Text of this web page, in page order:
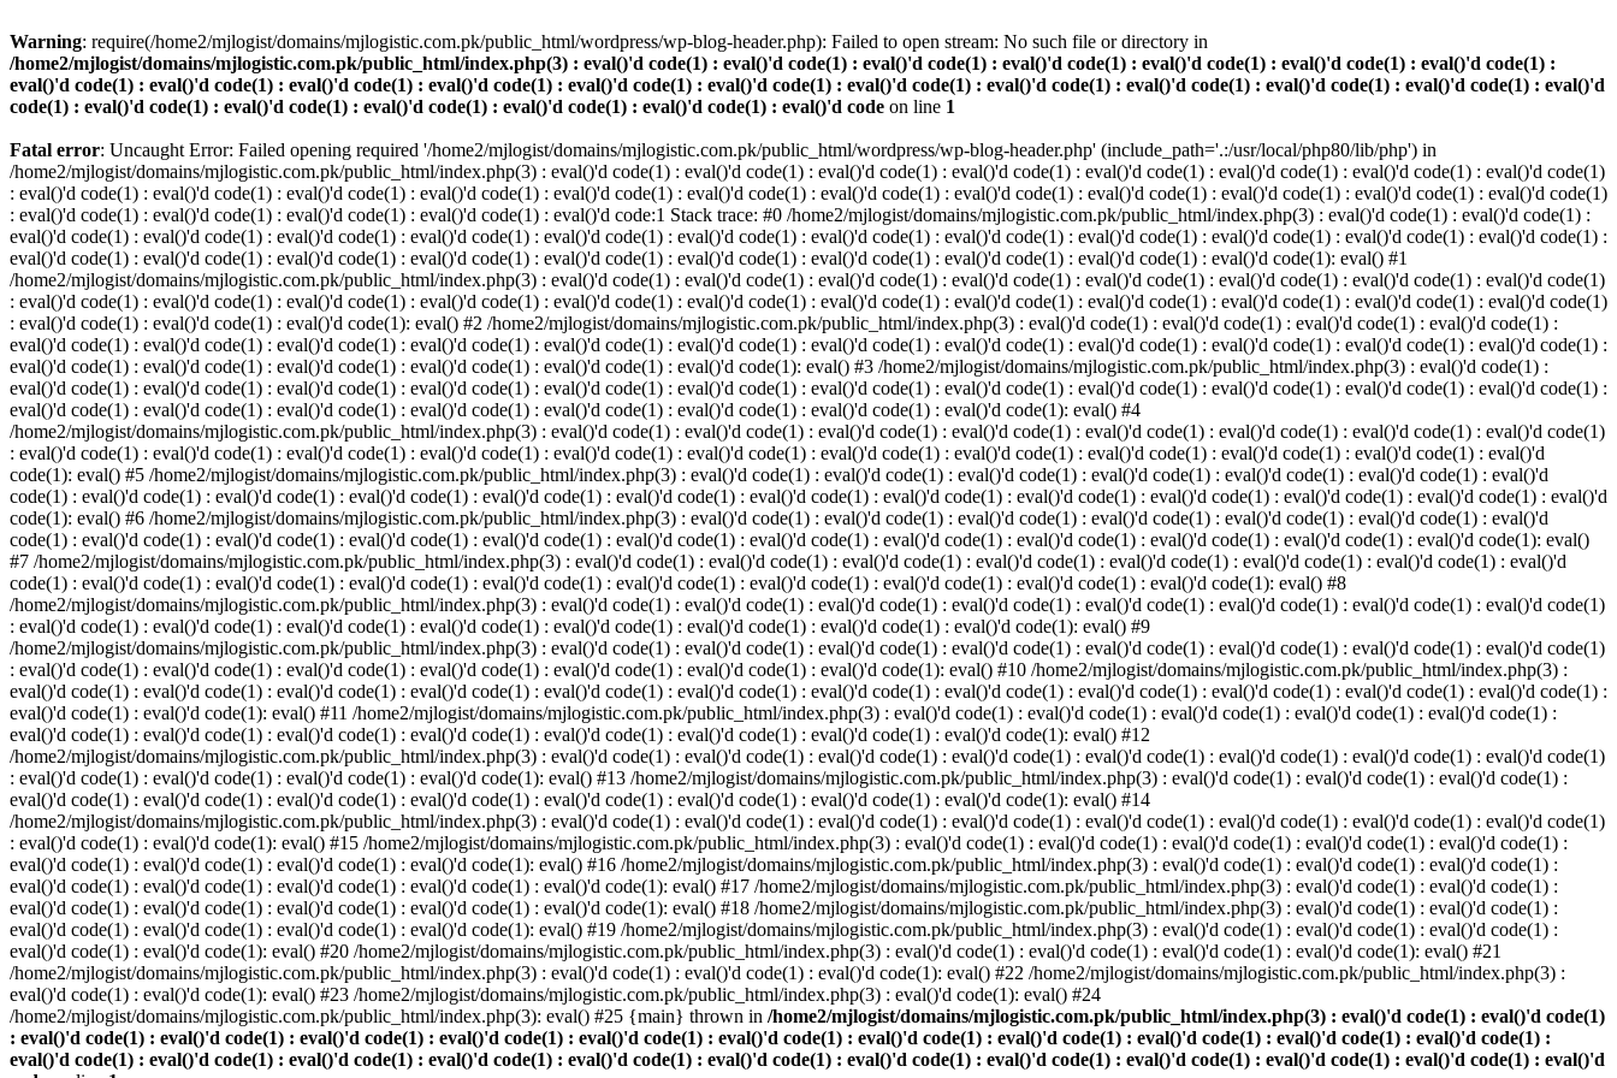
Warning: require(/home2/mjlogist/domains/mjlogistic.com.pk/public_html/wordpress/wp-blog-header.php): Failed to open stream: No such file or directory in
/home2/mjlogist/domains/mjlogistic.com.pk/public_html/index.php(3) : eval()'d code(1) : eval()'d code(1) : eval()'d code(1) : eval()'d code(1) : eval()'d code(1) : eval()'d code(1) : eval()'d code(1) :
eval()'d code(1) : eval()'d code(1) : eval()'d code(1) : eval()'d code(1) : eval()'d code(1) : eval()'d code(1) : eval()'d code(1) : eval()'d code(1) : eval()'d code(1) : eval()'d code(1) : eval()'d code(1) : eval()'d
code(1) : eval()'d code(1) : eval()'d code(1) : eval()'d code(1) : eval()'d code(1) : eval()'d code(1) : eval()'d code on line 1
Fatal error: Uncaught Error: Failed opening required '/home2/mjlogist/domains/mjlogistic.com.pk/public_html/wordpress/wp-blog-header.php' (include_path='.:/usr/local/php80/lib/php') in
/home2/mjlogist/domains/mjlogistic.com.pk/public_html/index.php(3) : eval()'d code(1) : eval()'d code(1) : eval()'d code(1) : eval()'d code(1) : eval()'d code(1) : eval()'d code(1) : eval()'d code(1) : eval()'d code(1)
: eval()'d code(1) : eval()'d code(1) : eval()'d code(1) : eval()'d code(1) : eval()'d code(1) : eval()'d code(1) : eval()'d code(1) : eval()'d code(1) : eval()'d code(1) : eval()'d code(1) : eval()'d code(1) : eval()'d code(1)
: eval()'d code(1) : eval()'d code(1) : eval()'d code(1) : eval()'d code(1) : eval()'d code:1 Stack trace: #0 /home2/mjlogist/domains/mjlogistic.com.pk/public_html/index.php(3) : eval()'d code(1) : eval()'d code(1) :
eval()'d code(1) : eval()'d code(1) : eval()'d code(1) : eval()'d code(1) : eval()'d code(1) : eval()'d code(1) : eval()'d code(1) : eval()'d code(1) : eval()'d code(1) : eval()'d code(1) : eval()'d code(1) : eval()'d code(1) :
eval()'d code(1) : eval()'d code(1) : eval()'d code(1) : eval()'d code(1) : eval()'d code(1) : eval()'d code(1) : eval()'d code(1) : eval()'d code(1) : eval()'d code(1) : eval()'d code(1): eval() #1
/home2/mjlogist/domains/mjlogistic.com.pk/public_html/index.php(3) : eval()'d code(1) : eval()'d code(1) : eval()'d code(1) : eval()'d code(1) : eval()'d code(1) : eval()'d code(1) : eval()'d code(1) : eval()'d code(1)
: eval()'d code(1) : eval()'d code(1) : eval()'d code(1) : eval()'d code(1) : eval()'d code(1) : eval()'d code(1) : eval()'d code(1) : eval()'d code(1) : eval()'d code(1) : eval()'d code(1) : eval()'d code(1) : eval()'d code(1)
: eval()'d code(1) : eval()'d code(1) : eval()'d code(1): eval() #2 /home2/mjlogist/domains/mjlogistic.com.pk/public_html/index.php(3) : eval()'d code(1) : eval()'d code(1) : eval()'d code(1) : eval()'d code(1) :
eval()'d code(1) : eval()'d code(1) : eval()'d code(1) : eval()'d code(1) : eval()'d code(1) : eval()'d code(1) : eval()'d code(1) : eval()'d code(1) : eval()'d code(1) : eval()'d code(1) : eval()'d code(1) : eval()'d code(1) :
eval()'d code(1) : eval()'d code(1) : eval()'d code(1) : eval()'d code(1) : eval()'d code(1) : eval()'d code(1): eval() #3 /home2/mjlogist/domains/mjlogistic.com.pk/public_html/index.php(3) : eval()'d code(1) :
eval()'d code(1) : eval()'d code(1) : eval()'d code(1) : eval()'d code(1) : eval()'d code(1) : eval()'d code(1) : eval()'d code(1) : eval()'d code(1) : eval()'d code(1) : eval()'d code(1) : eval()'d code(1) : eval()'d code(1) :
eval()'d code(1) : eval()'d code(1) : eval()'d code(1) : eval()'d code(1) : eval()'d code(1) : eval()'d code(1) : eval()'d code(1) : eval()'d code(1): eval() #4
/home2/mjlogist/domains/mjlogistic.com.pk/public_html/index.php(3) : eval()'d code(1) : eval()'d code(1) : eval()'d code(1) : eval()'d code(1) : eval()'d code(1) : eval()'d code(1) : eval()'d code(1) : eval()'d code(1)
: eval()'d code(1) : eval()'d code(1) : eval()'d code(1) : eval()'d code(1) : eval()'d code(1) : eval()'d code(1) : eval()'d code(1) : eval()'d code(1) : eval()'d code(1) : eval()'d code(1) : eval()'d code(1) : eval()'d
code(1): eval() #5 /home2/mjlogist/domains/mjlogistic.com.pk/public_html/index.php(3) : eval()'d code(1) : eval()'d code(1) : eval()'d code(1) : eval()'d code(1) : eval()'d code(1) : eval()'d code(1) : eval()'d
code(1) : eval()'d code(1) : eval()'d code(1) : eval()'d code(1) : eval()'d code(1) : eval()'d code(1) : eval()'d code(1) : eval()'d code(1) : eval()'d code(1) : eval()'d code(1) : eval()'d code(1) : eval()'d code(1) : eval()'d
code(1): eval() #6 /home2/mjlogist/domains/mjlogistic.com.pk/public_html/index.php(3) : eval()'d code(1) : eval()'d code(1) : eval()'d code(1) : eval()'d code(1) : eval()'d code(1) : eval()'d code(1) : eval()'d
code(1) : eval()'d code(1) : eval()'d code(1) : eval()'d code(1) : eval()'d code(1) : eval()'d code(1) : eval()'d code(1) : eval()'d code(1) : eval()'d code(1) : eval()'d code(1) : eval()'d code(1) : eval()'d code(1): eval()
#7 /home2/mjlogist/domains/mjlogistic.com.pk/public_html/index.php(3) : eval()'d code(1) : eval()'d code(1) : eval()'d code(1) : eval()'d code(1) : eval()'d code(1) : eval()'d code(1) : eval()'d code(1) : eval()'d
code(1) : eval()'d code(1) : eval()'d code(1) : eval()'d code(1) : eval()'d code(1) : eval()'d code(1) : eval()'d code(1) : eval()'d code(1) : eval()'d code(1) : eval()'d code(1): eval() #8
/home2/mjlogist/domains/mjlogistic.com.pk/public_html/index.php(3) : eval()'d code(1) : eval()'d code(1) : eval()'d code(1) : eval()'d code(1) : eval()'d code(1) : eval()'d code(1) : eval()'d code(1) : eval()'d code(1)
: eval()'d code(1) : eval()'d code(1) : eval()'d code(1) : eval()'d code(1) : eval()'d code(1) : eval()'d code(1) : eval()'d code(1) : eval()'d code(1): eval() #9
/home2/mjlogist/domains/mjlogistic.com.pk/public_html/index.php(3) : eval()'d code(1) : eval()'d code(1) : eval()'d code(1) : eval()'d code(1) : eval()'d code(1) : eval()'d code(1) : eval()'d code(1) : eval()'d code(1)
: eval()'d code(1) : eval()'d code(1) : eval()'d code(1) : eval()'d code(1) : eval()'d code(1) : eval()'d code(1) : eval()'d code(1): eval() #10 /home2/mjlogist/domains/mjlogistic.com.pk/public_html/index.php(3) :
eval()'d code(1) : eval()'d code(1) : eval()'d code(1) : eval()'d code(1) : eval()'d code(1) : eval()'d code(1) : eval()'d code(1) : eval()'d code(1) : eval()'d code(1) : eval()'d code(1) : eval()'d code(1) : eval()'d code(1) :
eval()'d code(1) : eval()'d code(1): eval() #11 /home2/mjlogist/domains/mjlogistic.com.pk/public_html/index.php(3) : eval()'d code(1) : eval()'d code(1) : eval()'d code(1) : eval()'d code(1) : eval()'d code(1) :
eval()'d code(1) : eval()'d code(1) : eval()'d code(1) : eval()'d code(1) : eval()'d code(1) : eval()'d code(1) : eval()'d code(1) : eval()'d code(1): eval() #12
/home2/mjlogist/domains/mjlogistic.com.pk/public_html/index.php(3) : eval()'d code(1) : eval()'d code(1) : eval()'d code(1) : eval()'d code(1) : eval()'d code(1) : eval()'d code(1) : eval()'d code(1) : eval()'d code(1)
: eval()'d code(1) : eval()'d code(1) : eval()'d code(1) : eval()'d code(1): eval() #13 /home2/mjlogist/domains/mjlogistic.com.pk/public_html/index.php(3) : eval()'d code(1) : eval()'d code(1) : eval()'d code(1) :
eval()'d code(1) : eval()'d code(1) : eval()'d code(1) : eval()'d code(1) : eval()'d code(1) : eval()'d code(1) : eval()'d code(1) : eval()'d code(1): eval() #14
/home2/mjlogist/domains/mjlogistic.com.pk/public_html/index.php(3) : eval()'d code(1) : eval()'d code(1) : eval()'d code(1) : eval()'d code(1) : eval()'d code(1) : eval()'d code(1) : eval()'d code(1) : eval()'d code(1)
: eval()'d code(1) : eval()'d code(1): eval() #15 /home2/mjlogist/domains/mjlogistic.com.pk/public_html/index.php(3) : eval()'d code(1) : eval()'d code(1) : eval()'d code(1) : eval()'d code(1) : eval()'d code(1) :
eval()'d code(1) : eval()'d code(1) : eval()'d code(1) : eval()'d code(1): eval() #16 /home2/mjlogist/domains/mjlogistic.com.pk/public_html/index.php(3) : eval()'d code(1) : eval()'d code(1) : eval()'d code(1) :
eval()'d code(1) : eval()'d code(1) : eval()'d code(1) : eval()'d code(1) : eval()'d code(1): eval() #17 /home2/mjlogist/domains/mjlogistic.com.pk/public_html/index.php(3) : eval()'d code(1) : eval()'d code(1) :
eval()'d code(1) : eval()'d code(1) : eval()'d code(1) : eval()'d code(1) : eval()'d code(1): eval() #18 /home2/mjlogist/domains/mjlogistic.com.pk/public_html/index.php(3) : eval()'d code(1) : eval()'d code(1) :
eval()'d code(1) : eval()'d code(1) : eval()'d code(1) : eval()'d code(1): eval() #19 /home2/mjlogist/domains/mjlogistic.com.pk/public_html/index.php(3) : eval()'d code(1) : eval()'d code(1) : eval()'d code(1) :
eval()'d code(1) : eval()'d code(1): eval() #20 /home2/mjlogist/domains/mjlogistic.com.pk/public_html/index.php(3) : eval()'d code(1) : eval()'d code(1) : eval()'d code(1) : eval()'d code(1): eval() #21
/home2/mjlogist/domains/mjlogistic.com.pk/public_html/index.php(3) : eval()'d code(1) : eval()'d code(1) : eval()'d code(1): eval() #22 /home2/mjlogist/domains/mjlogistic.com.pk/public_html/index.php(3) :
eval()'d code(1) : eval()'d code(1): eval() #23 /home2/mjlogist/domains/mjlogistic.com.pk/public_html/index.php(3) : eval()'d code(1): eval() #24
/home2/mjlogist/domains/mjlogistic.com.pk/public_html/index.php(3): eval() #25 {main} thrown in /home2/mjlogist/domains/mjlogistic.com.pk/public_html/index.php(3) : eval()'d code(1) : eval()'d code(1)
: eval()'d code(1) : eval()'d code(1) : eval()'d code(1) : eval()'d code(1) : eval()'d code(1) : eval()'d code(1) : eval()'d code(1) : eval()'d code(1) : eval()'d code(1) : eval()'d code(1) : eval()'d code(1) :
eval()'d code(1) : eval()'d code(1) : eval()'d code(1) : eval()'d code(1) : eval()'d code(1) : eval()'d code(1) : eval()'d code(1) : eval()'d code(1) : eval()'d code(1) : eval()'d code(1) : eval()'d code(1) : eval()'d